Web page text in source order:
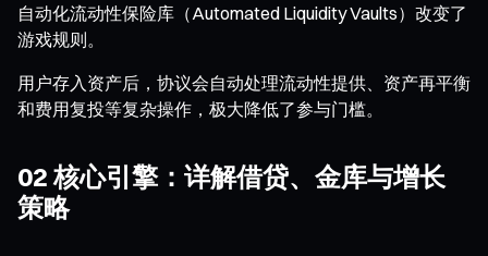
自动化流动性保险库（Automated Liquidity Vaults）改变了
游戏规则。
用户存入资产后，协议会自动处理流动性提供、资产再平衡
和费用复投等复杂操作，极大降低了参与门槛。
02 核心引擎：详解借贷、金库与增长
策略